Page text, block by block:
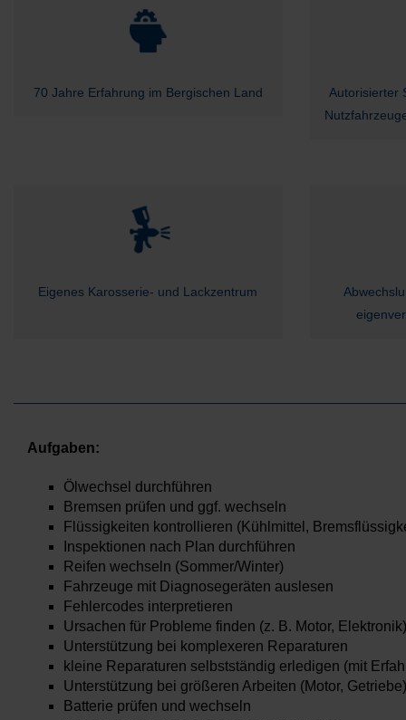
70 Jahre Erfahrung im Bergischen Land
Autorisierter
Eigenes Karosserie- und Lackzentrum
Aufgaben:
Ölwechsel durchführen
Bremsen prüfen und ggf. wechseln
Flüssigkeiten kontrollieren (Kühlmittel,
Inspektionen nach Plan durchführen
Reifen wechseln (Sommer/Winter)
Fahrzeuge mit Diagnosegeräten auslesen
Fehlercodes interpretieren
Ursachen für Probleme finden (z. B. Motor, Elektronik)
Unterstützung bei komplexeren Reparaturen
kleine Reparaturen selbstständig erledigen (mit
Unterstützung bei größeren Arbeiten (Motor, Getriebe)
Batterie prüfen und wechseln